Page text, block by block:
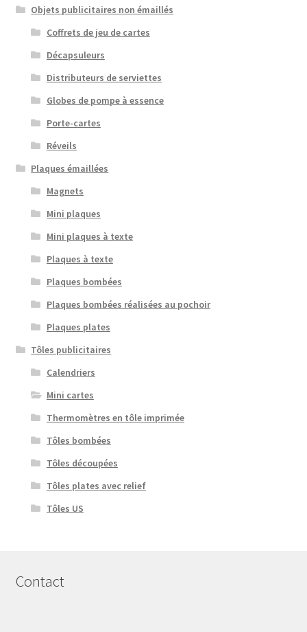
Objets publicitaires non émaillés
Coffrets de jeu de cartes
Décapsuleurs
Distributeurs de serviettes
Globes de pompe à essence
Porte-cartes
Réveils
Plaques émaillées
Magnets
Mini plaques
Mini plaques à texte
Plaques à texte
Plaques bombées
Plaques bombées réalisées au pochoir
Plaques plates
Tôles publicitaires
Calendriers
Mini cartes
Thermomètres en tôle imprimée
Tôles bombées
Tôles découpées
Tôles plates avec relief
Tôles US
Contact